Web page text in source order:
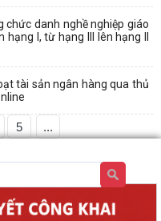
danh nghề nghiệp giáo
I, từ hạng III lên hạng II
tài sản ngân hàng qua thủ
5 ...